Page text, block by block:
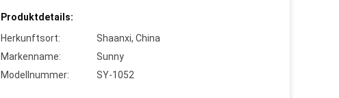
Produktdetails:
Herkunftsort:
Shaanxi, China
Markenname:
Sunny
Modellnummer:
SY-1052